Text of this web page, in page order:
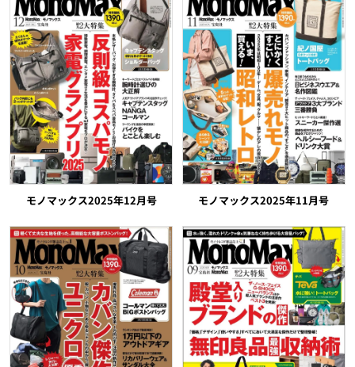
モノマックス2025年12月号 モノマックス2025年11月号